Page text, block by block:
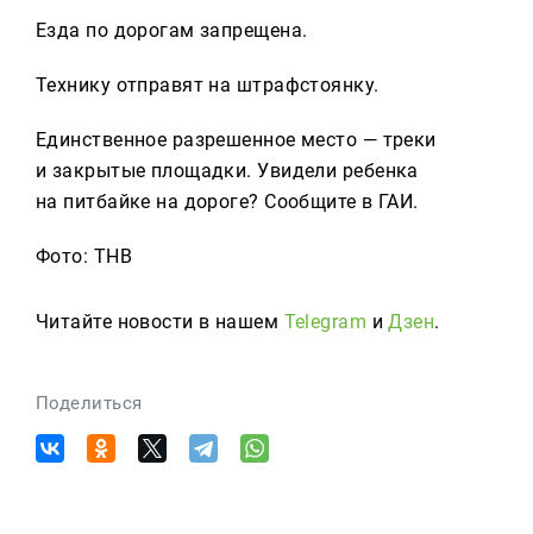
Езда по дорогам запрещена.
Технику отправят на штрафстоянку.
Единственное разрешенное место — треки
и закрытые площадки. Увидели ребенка
на питбайке на дороге? Сообщите в ГАИ.
Фото: ТНВ
Читайте новости в нашем Telegram иДзен.
Поделиться